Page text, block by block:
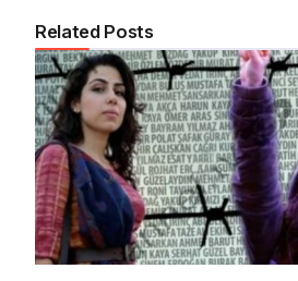
Related Posts